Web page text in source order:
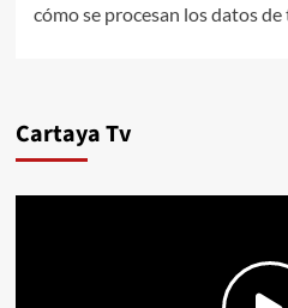
cómo se procesan los datos
Cartaya Tv